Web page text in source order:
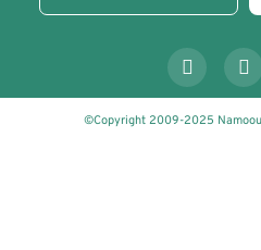
©Copyright 2009-2025